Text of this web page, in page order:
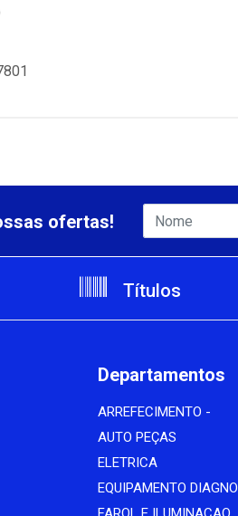
ofertas!
Títulos
Departamentos
ARREFECIMENTO -
AUTO PEÇAS
ELETRICA
EQUIPAMENTO